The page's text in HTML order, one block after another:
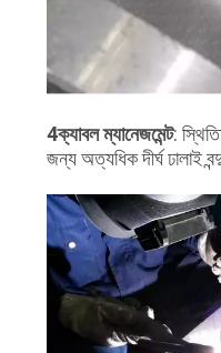
4ক্যাবল ম্যানেজমেন্ট:
জন্য অত্যধিক দীর্ঘ ঢালাই